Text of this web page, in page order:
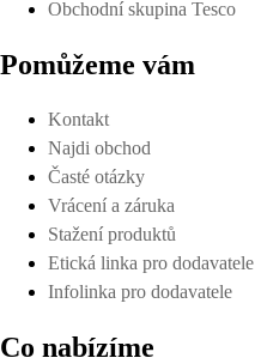
Obchodní skupina Tesco
Pomůžeme vám
Kontakt
Najdi obchod
Časté otázky
Vrácení a záruka
Stažení produktů
Etická linka pro dodavatele
Infolinka pro dodavatele
Co nabízíme